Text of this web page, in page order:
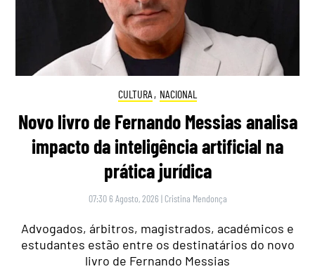
CULTURA , NACIONAL
Novo livro de Fernando Messias analisa
impacto da inteligência artificial na
prática jurídica
07:30 6 Agosto, 2026 | Cristina Mendonça
Advogados, árbitros, magistrados, académicos e
estudantes estão entre os destinatários do novo
livro de Fernando Messias